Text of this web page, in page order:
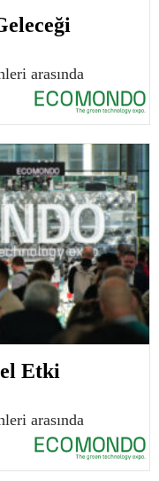
arasında
Etki
arasında